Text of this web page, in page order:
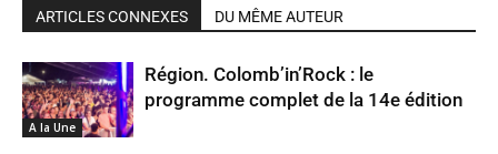
ARTICLES CONNEXES DU MÊME AUTEUR
A la Une
Région. Colomb’in’Rock : le
programme complet de la 14e édition